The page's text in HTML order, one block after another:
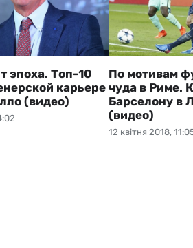
эпоха. Топ-10
карьере
(видео)
12 квітня 2018,
По мотивам
чуда в Риме.
Барселону в
(видео)